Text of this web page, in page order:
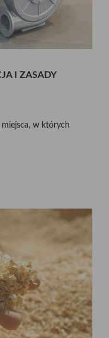
I ZASADY
miejsca, w których